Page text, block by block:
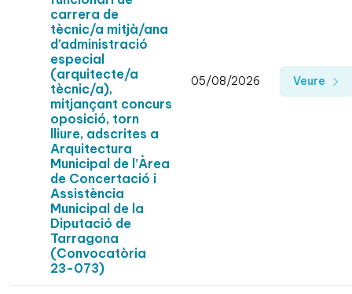
carrera de
tècnic/a mitjà/ana
d’administració
especial
(arquitecte/a
tècnic/a),
mitjançant concurs
oposició, torn
lliure, adscrites a
Arquitectura
Municipal de l’Àrea
de Concertació i
Assistència
Municipal de la
Diputació de
Tarragona
(Convocatòria
23-073)
05/08/2026 Veure